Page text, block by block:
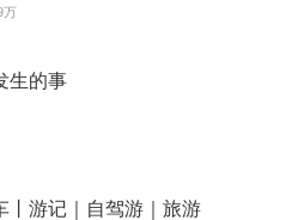
万
生的事
丨游记｜自驾游｜旅游